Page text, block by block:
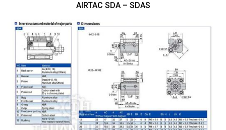
AIRTAC SDA – SDAS